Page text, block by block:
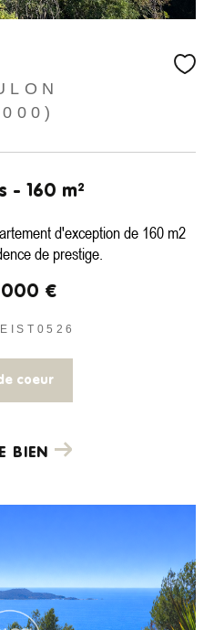
- 160 m²
d'exception de 160 m2
de prestige.
000 €
coeur
BIEN